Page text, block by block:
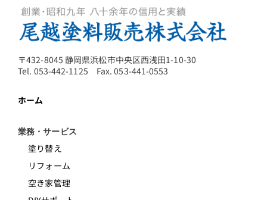
〒432-8045 静岡県浜松市中央区西浅田1-10-30
Tel. 053-442-1125 Fax. 053-441-0553
ホーム
業務・サービス
塗り替え
リフォーム
空き家管理